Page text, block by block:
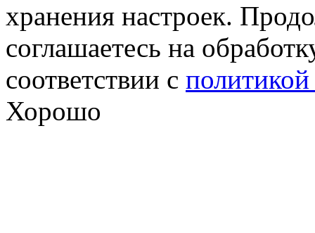
хранения настроек.
соглашаетесь на
соответствии с
Хорошо